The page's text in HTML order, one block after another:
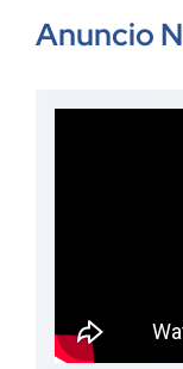
Anuncio